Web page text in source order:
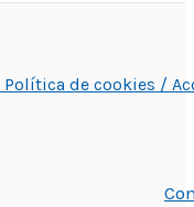
Política de cookies /